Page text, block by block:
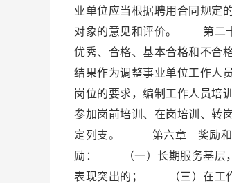
业单位应当根据聘用合同规定
对象的意见和评价。 第二
优秀、合格、基本合格和不
结果作为调整事业单位工作
岗位的要求，编制工作人员
参加岗前培训、在岗培训、
定列支。 第六章 奖励和
励： （一）长期服务基层
表现突出的； （三）在工作